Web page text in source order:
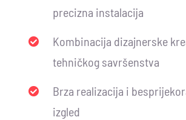
precizna instalacija
Kombinacija dizajnerske
tehničkog savršenstva
Brza realizacija i
izgled